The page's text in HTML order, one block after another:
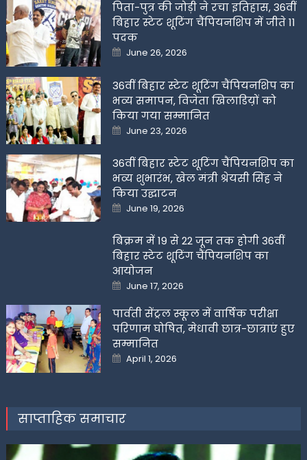
पिता-पुत्र की जोड़ी ने रचा इतिहास, 36वीं
बिहार स्टेट शूटिंग चैंपियनशिप में जीते 11
पदक
Posted
on
June 26, 2026
36वीं बिहार स्टेट शूटिंग चैंपियनशिप का
भव्य समापन, विजेता खिलाडिय़ों को
किया गया सम्मानित
Posted
on
June 23, 2026
36वीं बिहार स्टेट शूटिंग चैंपियनशिप का
भव्य शुभारंभ, खेल मंत्री श्रेयसी सिंह ने
किया उद्घाटन
Posted
on
June 19, 2026
बिक्रम में 19 से 22 जून तक होगी 36वीं
बिहार स्टेट शूटिंग चैंपियनशिप का
आयोजन
Posted
on
June 17, 2026
पार्वती सेंट्रल स्कूल में वार्षिक परीक्षा
परिणाम घोषित, मेधावी छात्र-छात्राएं हुए
सम्मानित
Posted
on
April 1, 2026
साप्ताहिक समाचार